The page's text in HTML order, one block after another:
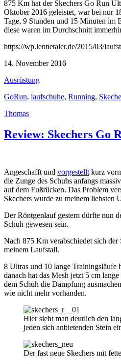
875 Km hat der Skechers Go Run
Oktober 2016 geleistet, war bei nur
Tage, 9 Stunden und 15 Minuten im
diese waren im Durchschnitt
https://wp.lennetaler.de/2015/03/
14. November 2016
Ausrüstung
GoRun, laufschuhe, Running,
Thomas
Review: Skechers Go
Angeschafft und vorgestellt kurz
die Zunge des Schuhs anfangs
auf dem Fußrücken. Das Problem
Skechers wurde zu meinem liebsten
Der Röntgenlauf gestern dürfte nun
Schuh gewesen sein.
Nach 875 Km verabschiedet sich
meinem Laufstall.
8 Ultras und 10 lange Trainingsläufe
danach hat das Mesh jetzt 5 cm
dem Schuh die Dämpfung
wie nicht mehr vorhanden.
Hier sieht man deutlich den
jeden sich anbietenden Stein
Der fast neue Skechers mit